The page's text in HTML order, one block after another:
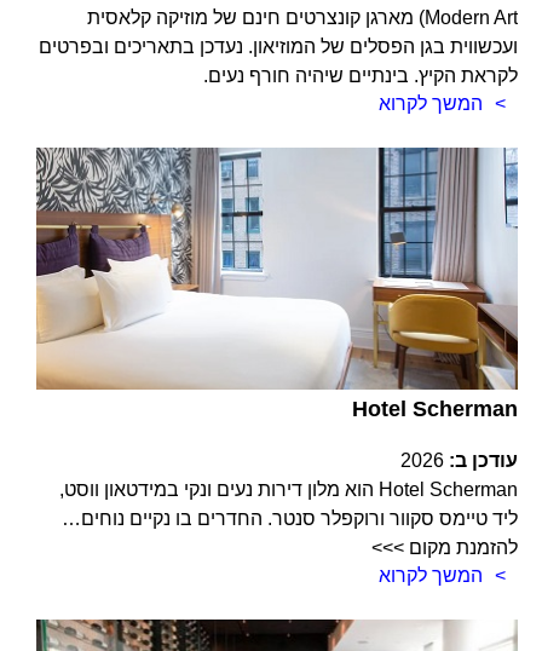
Modern Art) מארגן קונצרטים חינם של מוזיקה קלאסית
ועכשווית בגן הפסלים של המוזיאון. נעדכן בתאריכים ובפרטים
לקראת הקיץ. בינתיים שיהיה חורף נעים.
המשך לקרוא
Hotel Scherman
עודכן ב: 2026
Hotel Scherman הוא מלון דירות נעים ונקי במידטאון ווסט,
ליד טיימס סקוור ורוקפלר סנטר. החדרים בו נקיים נוחים…
להזמנת מקום >>>
המשך לקרוא